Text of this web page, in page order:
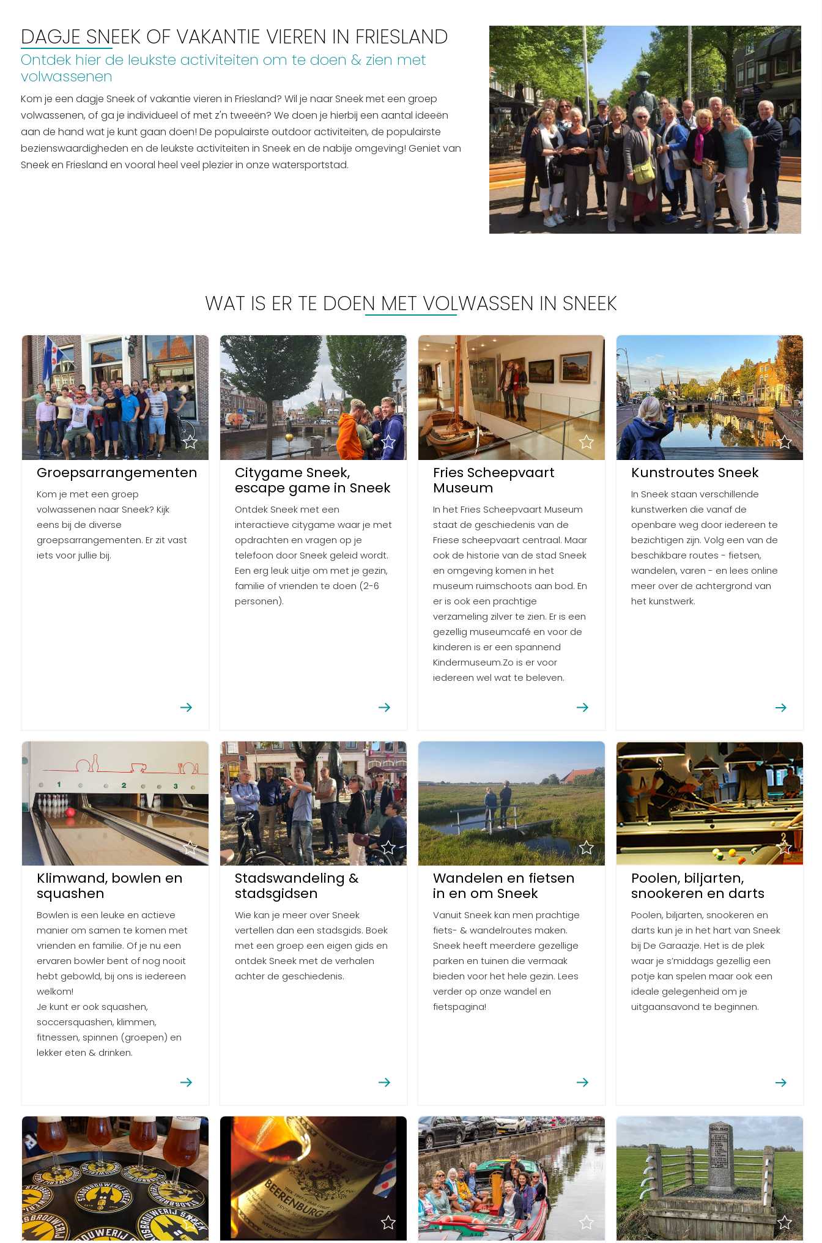
Sneek
Winkelen in Sneek
Bootverhuur
DAGJE SNEEK OF VAKANTIE VIEREN IN FRIESLAND
Ontdek hier de leukste activiteiten om te doen & zien met
volwassenen
Kom je een dagje Sneek of vakantie vieren in Friesland? Wil je naar Sneek met een groep
volwassenen, of ga je individueel of met z'n tweeën? We doen je hierbij een aantal ideeën
aan de hand wat je kunt gaan doen! De populairste outdoor activiteiten, de populairste
bezienswaardigheden en de leukste activiteiten in Sneek en de nabije omgeving! Geniet van
Sneek en Friesland en vooral heel veel plezier in onze watersportstad.
WAT IS ER TE DOEN MET VOLWASSEN IN SNEEK
Groepsarrangementen
Kom je met een groep
volwassenen naar Sneek? Kijk
eens bij de diverse
groepsarrangementen. Er zit vast
iets voor jullie bij.
Citygame Sneek,
escape game in Sneek
Ontdek Sneek met een
interactieve citygame waar je met
opdrachten en vragen op je
telefoon door Sneek geleid wordt.
Een erg leuk uitje om met je gezin,
familie of vrienden te doen (2-6
personen).
Fries Scheepvaart
Museum
In het Fries Scheepvaart Museum
staat de geschiedenis van de
Friese scheepvaart centraal. Maar
ook de historie van de stad Sneek
en omgeving komen in het
museum ruimschoots aan bod. En
er is ook een prachtige
verzameling zilver te zien. Er is een
gezellig museumcafé en voor de
kinderen is er een spannend
Kindermuseum.Zo is er voor
iedereen wel wat te beleven.
Kunstroutes Sneek
In Sneek staan verschillende
kunstwerken die vanaf de
openbare weg door iedereen te
bezichtigen zijn. Volg een van de
beschikbare routes - fietsen,
wandelen, varen - en lees online
meer over de achtergrond van
het kunstwerk.
Klimwand, bowlen en
squashen
Bowlen is een leuke en actieve
manier om samen te komen met
vrienden en familie. Of je nu een
ervaren bowler bent of nog nooit
hebt gebowld, bij ons is iedereen
welkom!
Je kunt er ook squashen,
soccersquashen, klimmen,
fitnessen, spinnen (groepen) en
lekker eten & drinken.
Stadswandeling &
stadsgidsen
Wie kan je meer over Sneek
vertellen dan een stadsgids. Boek
met een groep een eigen gids en
ontdek Sneek met de verhalen
achter de geschiedenis.
Wandelen en fietsen
in en om Sneek
Vanuit Sneek kan men prachtige
fiets- & wandelroutes maken.
Sneek heeft meerdere gezellige
parken en tuinen die vermaak
bieden voor het hele gezin. Lees
verder op onze wandel en
fietspagina!
Poolen, biljarten,
snookeren en darts
Poolen, biljarten, snookeren en
darts kun je in het hart van Sneek
bij De Garaazje. Het is de plek
waar je s’middags gezellig een
potje kan spelen maar ook een
ideale gelegenheid om je
uitgaansavond te beginnen.